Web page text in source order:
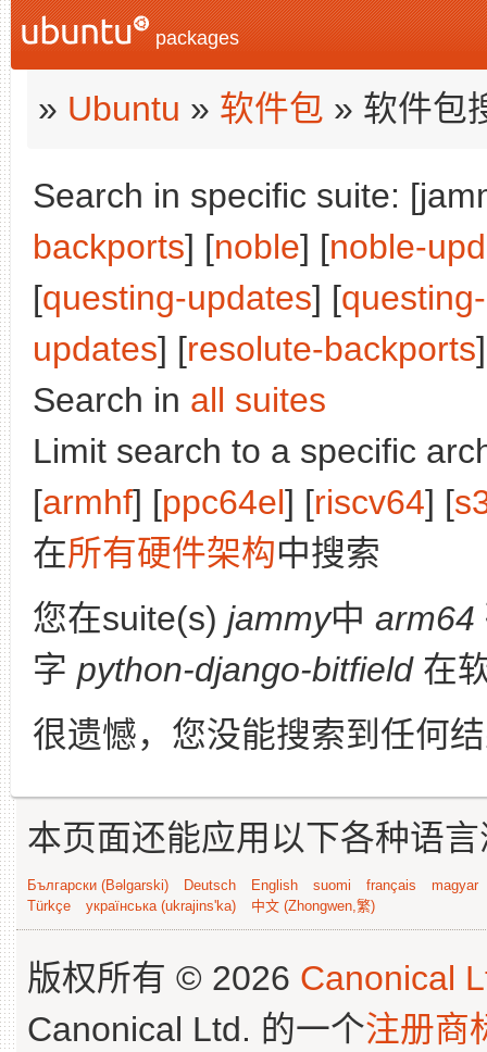
packages
» Ubuntu » 软件包 » 软件包
Search in specific suite:
backports] [noble] [noble-
[questing-updates] [
updates] [resolute-backports
Search in all suites
Limit search to a specific
[armhf] [ppc64el] [riscv64] [
在所有硬件架构中搜索
您在suite(s) jammy中 arm64
字 python-django-bitfield在
很遗憾，您没能搜索到任何
本页面还能应用以下各种语
Български (Bəlgarski) Deutsch English suomi français
magyar
Türkçe
українська (ukrajins'ka) 中文 (Zhongwen,繁)
版权所有 © 2026 Canonical
Canonical Ltd. 的一个注册商